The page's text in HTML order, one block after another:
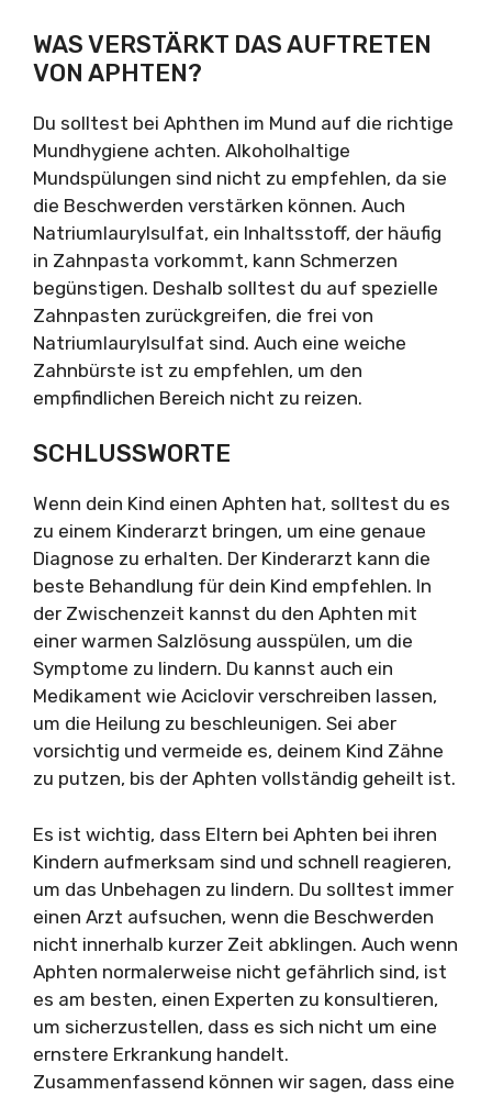
WAS VERSTÄRKT DAS AUFTRETEN
VON APHTEN?
Du solltest bei Aphthen im Mund auf die richtige
Mundhygiene achten. Alkoholhaltige
Mundspülungen sind nicht zu empfehlen, da sie
die Beschwerden verstärken können. Auch
Natriumlaurylsulfat, ein Inhaltsstoff, der häufig
in Zahnpasta vorkommt, kann Schmerzen
begünstigen. Deshalb solltest du auf spezielle
Zahnpasten zurückgreifen, die frei von
Natriumlaurylsulfat sind. Auch eine weiche
Zahnbürste ist zu empfehlen, um den
empfindlichen Bereich nicht zu reizen.
SCHLUSSWORTE
Wenn dein Kind einen Aphten hat, solltest du es
zu einem Kinderarzt bringen, um eine genaue
Diagnose zu erhalten. Der Kinderarzt kann die
beste Behandlung für dein Kind empfehlen. In
der Zwischenzeit kannst du den Aphten mit
einer warmen Salzlösung ausspülen, um die
Symptome zu lindern. Du kannst auch ein
Medikament wie Aciclovir verschreiben lassen,
um die Heilung zu beschleunigen. Sei aber
vorsichtig und vermeide es, deinem Kind Zähne
zu putzen, bis der Aphten vollständig geheilt ist.
Es ist wichtig, dass Eltern bei Aphten bei ihren
Kindern aufmerksam sind und schnell reagieren,
um das Unbehagen zu lindern. Du solltest immer
einen Arzt aufsuchen, wenn die Beschwerden
nicht innerhalb kurzer Zeit abklingen. Auch wenn
Aphten normalerweise nicht gefährlich sind, ist
es am besten, einen Experten zu konsultieren,
um sicherzustellen, dass es sich nicht um eine
ernstere Erkrankung handelt.
Zusammenfassend können wir sagen, dass eine